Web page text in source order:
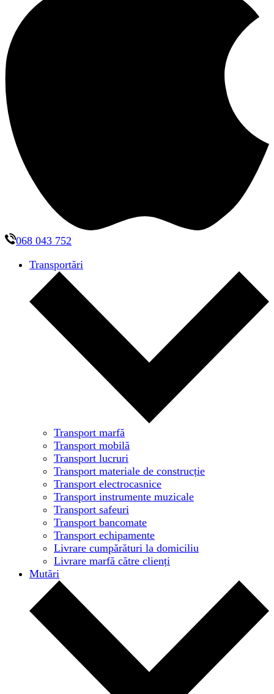
068 043 752
Transportări
Transport marfă
Transport mobilă
Transport lucruri
Transport materiale de construcție
Transport electrocasnice
Transport instrumente muzicale
Transport safeuri
Transport bancomate
Transport echipamente
Livrare cumpărături la domiciliu
Livrare marfă către clienți
Mutări